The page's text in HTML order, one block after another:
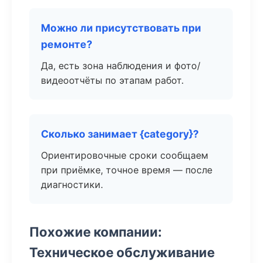
Можно ли присутствовать при
ремонте?
Да, есть зона наблюдения и фото/
видеоотчёты по этапам работ.
Сколько занимает {category}?
Ориентировочные сроки сообщаем
при приёмке, точное время — после
диагностики.
Похожие компании:
Техническое обслуживание